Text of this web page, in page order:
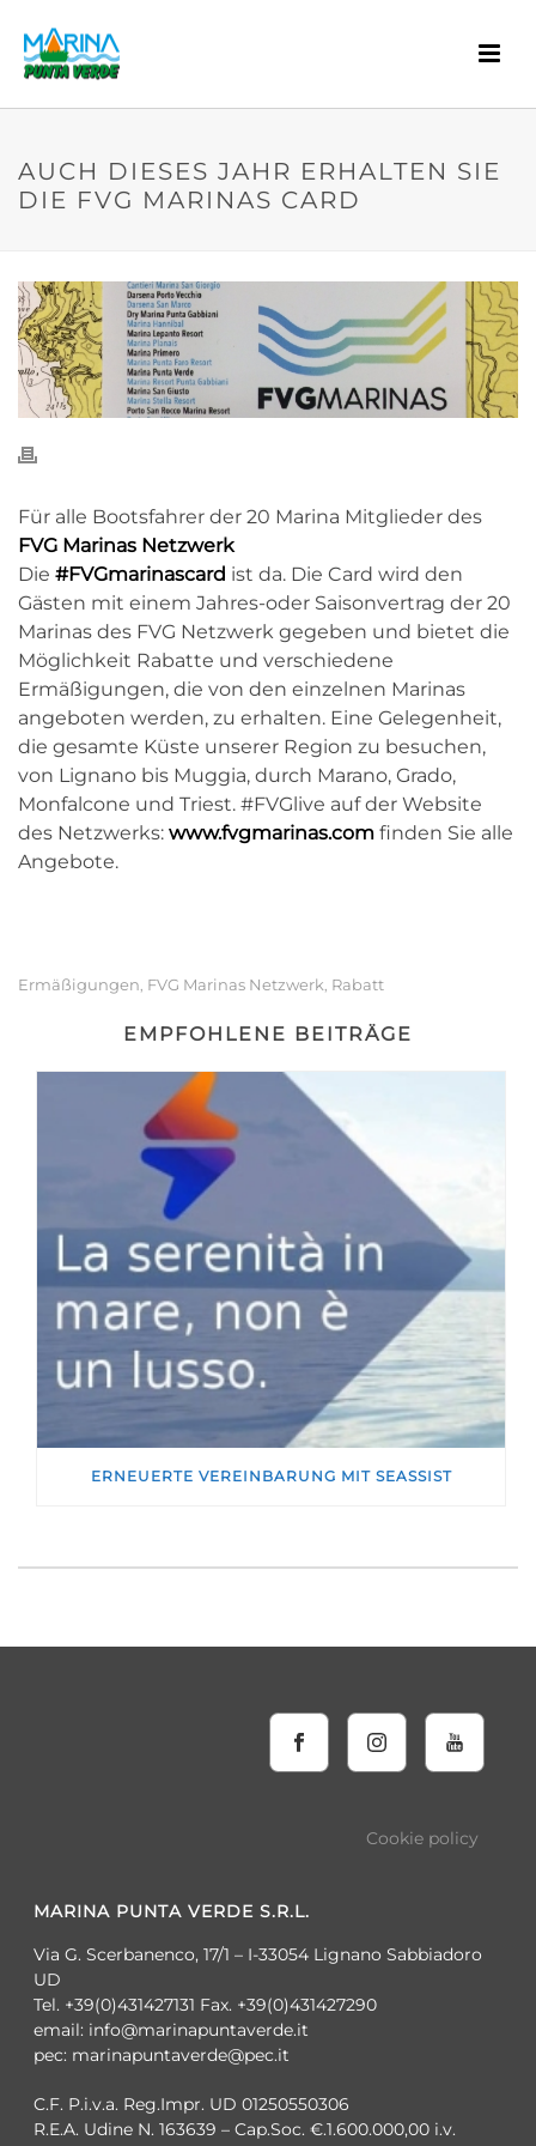
AUCH DIESES JAHR ERHALTEN SIE
DIE FVG MARINAS CARD
Für alle Bootsfahrer der 20 Marina Mitglieder des
FVG Marinas Netzwerk
Die #FVGmarinascard ist da. Die Card wird den
Gästen mit einem Jahres-oder Saisonvertrag der 20
Marinas des FVG Netzwerk gegeben und bietet die
Möglichkeit Rabatte und verschiedene
Ermäßigungen, die von den einzelnen Marinas
angeboten werden, zu erhalten. Eine Gelegenheit,
die gesamte Küste unserer Region zu besuchen,
von Lignano bis Muggia, durch Marano, Grado,
Monfalcone und Triest. #FVGlive auf der Website
des Netzwerks: www.fvgmarinas.com finden Sie alle
Angebote.
Ermäßigungen FVG Marinas Netzwerk Rabatt
EMPFOHLENE BEITRÄGE
ERNEUERTE VEREINBARUNG MIT SEASSIST
Cookie policy
MARINA PUNTA VERDE S.R.L.
Via G. Scerbanenco, 17/1 – I-33054 Lignano Sabbiadoro
UD
Tel. +39(0)431427131 Fax. +39(0)431427290
email: info@marinapuntaverde.it
pec: marinapuntaverde@pec.it
C.F. P.i.v.a. Reg.Impr. UD 01250550306
R.E.A. Udine N. 163639 – Cap.Soc. €.1.600.000,00 i.v.